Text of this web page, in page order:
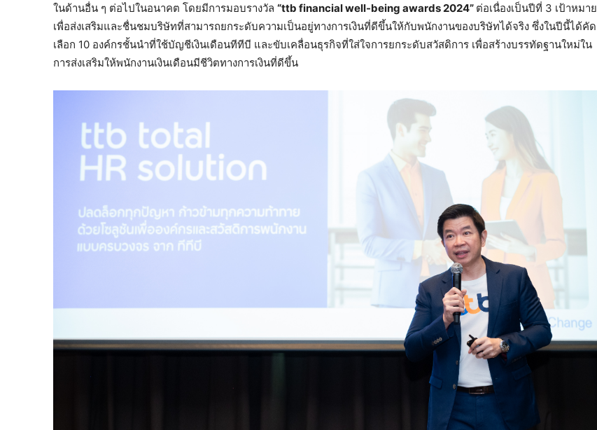
ในด้านอื่น ๆ ต่อไปในอนาคต โดยมีการมอบรางวัล “ttb financial well-being awards 2024” ต่อเนื่องเป็นปีที่ 3 เป้าหมาย
เพื่อส่งเสริมและชื่นชมบริษัทที่สามารถยกระดับความเป็นอยู่ทางการเงินที่ดีขึ้นให้กับพนักงานของบริษัทได้จริง ซึ่งในปีนี้ได้คัด
เลือก 10 องค์กรชั้นนำที่ใช้บัญชีเงินเดือนทีทีบี และขับเคลื่อนธุรกิจที่ใส่ใจการยกระดับสวัสดิการ เพื่อสร้างบรรทัดฐานใหม่ใน
การส่งเสริมให้พนักงานเงินเดือนมีชีวิตทางการเงินที่ดีขึ้น